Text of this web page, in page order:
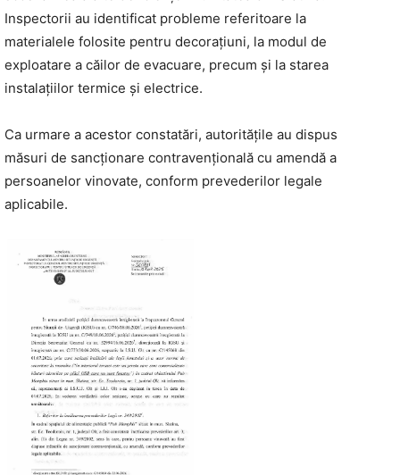
Inspectorii au identificat probleme referitoare la
materialele folosite pentru decorațiuni, la modul de
exploatare a căilor de evacuare, precum și la starea
instalațiilor termice și electrice.
Ca urmare a acestor constatări, autoritățile au dispus
măsuri de sancționare contravențională cu amendă a
persoanelor vinovate, conform prevederilor legale
aplicabile.